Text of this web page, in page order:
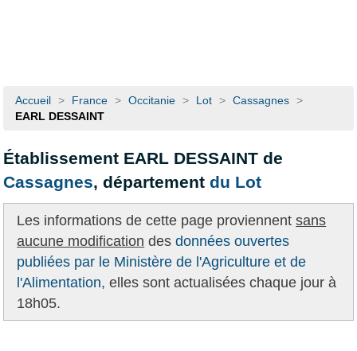
Accueil > France > Occitanie > Lot > Cassagnes >
EARL DESSAINT
Établissement EARL DESSAINT de
Cassagnes, départementdu Lot
Les informations de cette page proviennentsans
aucune modification desdonnées ouvertes
publiées par le Ministère de l'Agriculture et de
l'Alimentation, elles sont actualisées chaque jour à
18h05.